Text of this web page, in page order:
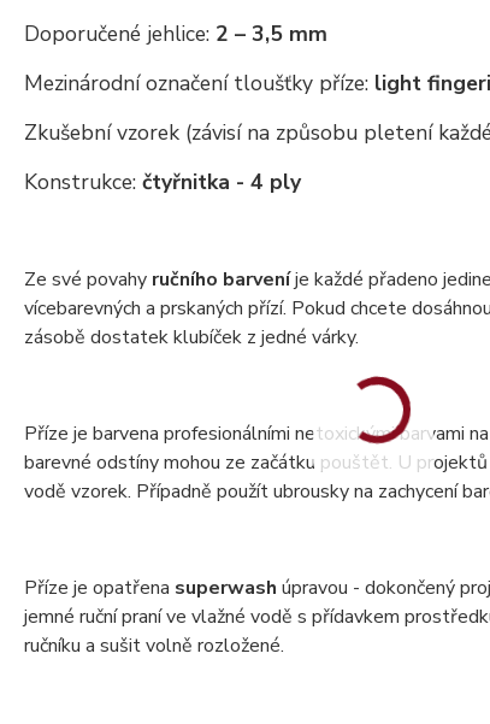
Doporučené jehlice: 2 – 3,5 mm
Mezinárodní označení tloušťky příze: light
Zkušební vzorek (závisí na způsobu pletení
Konstrukce: čtyřnitka - 4 ply
Ze své povahyručního barveníje každé přadeno
vícebarevných a prskaných přízí. Pokud chcete
zásobě dostatek klubíček z jedné várky.
Příze je barvena profesionálními netoxickými barvami
barevné odstíny mohou ze začátku pouštět. U
vodě vzorek. Případně použít ubrousky na zachycení
Příze je opatřena superwash úpravou - dokončený
jemné ruční praní ve vlažné vodě s přídavkem
ručníku a sušit volně rozložené.